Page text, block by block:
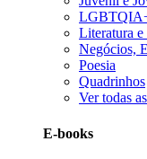
Literatura e
Negócios,
Poesia
Quadrinhos
Ver todas
E-books